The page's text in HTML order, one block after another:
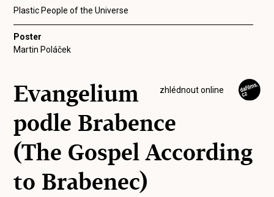
Plastic People of the Universe
Poster
Martin Poláček
zhlédnout online
Evangelium
podle Brabence
(The Gospel According
to Brabenec)